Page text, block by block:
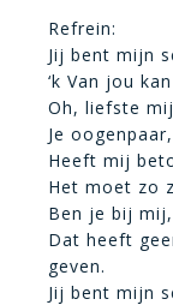
Refrein:
Jij bent mijn
‘k Van jou
Oh, liefste
Je
Heeft mij
Het moet zo
Ben je bij
Dat heeft
geven.
Jij bent mijn